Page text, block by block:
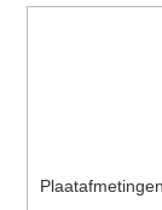
Plaatafmetingen